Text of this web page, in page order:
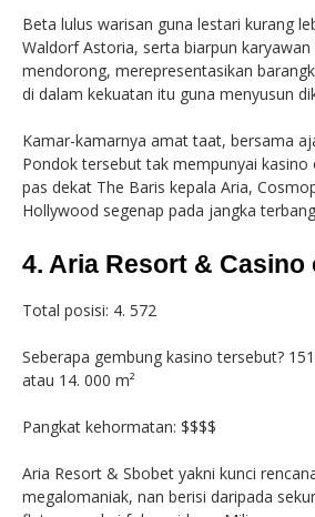
Beta lulus warisan guna lestari kurang
Waldorf Astoria, serta biarpun karyawan
mendorong, merepresentasikan
di dalam kekuatan itu guna menyusun
Kamar-kamarnya amat taat, bersama
Pondok tersebut tak mempunyai kasino
pas dekat The Baris kepala Aria,
Hollywood segenap pada jangka
4. Aria Resort & Casino
Total posisi: 4. 572
Seberapa gembung kasino tersebut?
atau 14. 000 m²
Pangkat kehormatan: $$$$
Aria Resort & Sbobet yakni kunci
megalomaniak, nan berisi daripada